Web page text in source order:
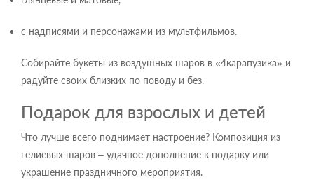
с надписями и персонажами из мультфильмов.
Собирайте букеты из воздушных шаров в «4карапузика» и
радуйте своих близких по поводу и без.
Подарок для взрослых и детей
Что лучше всего поднимает настроение? Композиция из
гелиевых шаров – удачное дополнение к подарку или
украшение праздничного мероприятия.